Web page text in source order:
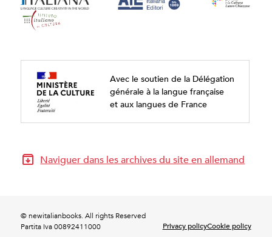
Avec le soutien de la Délégation
générale à la langue française
et aux langues de France
Naviguer dans les archives du site en allemand
© newitalianbooks. All rights Reserved
Partita Iva 00892411000
Privacy policyCookie policy